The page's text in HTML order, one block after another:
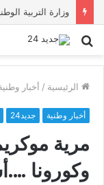
بحث
الرئيسية / أخبار
أخبار وطنية جديد24
مرية
وكورونا